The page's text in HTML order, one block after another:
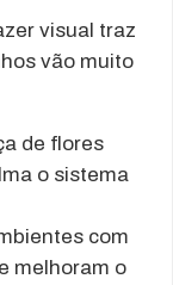
visual traz
vão muito
de flores
o sistema
com
melhoram o